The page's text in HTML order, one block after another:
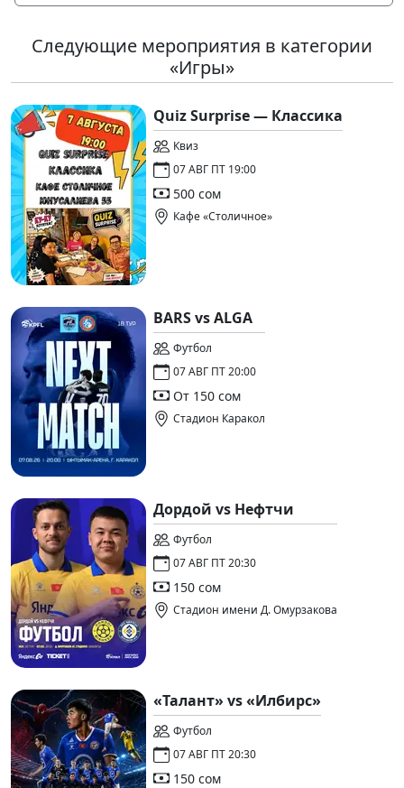
Следующие мероприятия в категории
«Игры»
Quiz Surprise — Классика
Квиз
07 АВГ ПТ 19:00
500 сом
Кафе «Столичное»
BARS vs ALGA
Футбол
07 АВГ ПТ 20:00
От 150 сом
Стадион Каракол
Дордой vs Нефтчи
Футбол
07 АВГ ПТ 20:30
150 сом
Стадион имени Д. Омурзакова
«Талант» vs «Илбирс»
Футбол
07 АВГ ПТ 20:30
150 сом